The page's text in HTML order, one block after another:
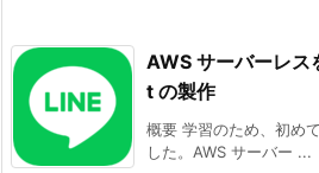
AWS サーバーレス
t の製作
概要 学習のため、初め
した。AWS サーバー ...